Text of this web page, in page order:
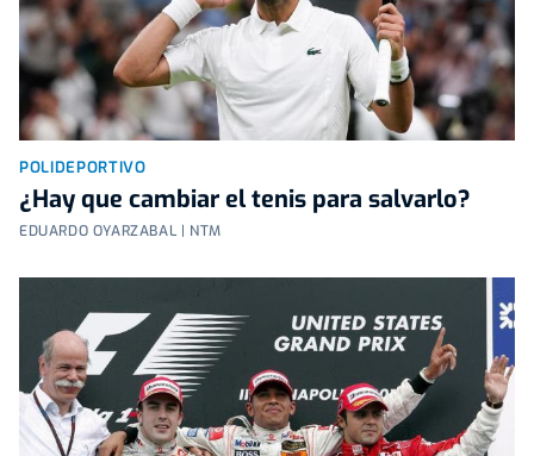
POLIDEPORTIVO
¿Hay que cambiar el tenis para salvarlo?
EDUARDO OYARZABAL | NTM